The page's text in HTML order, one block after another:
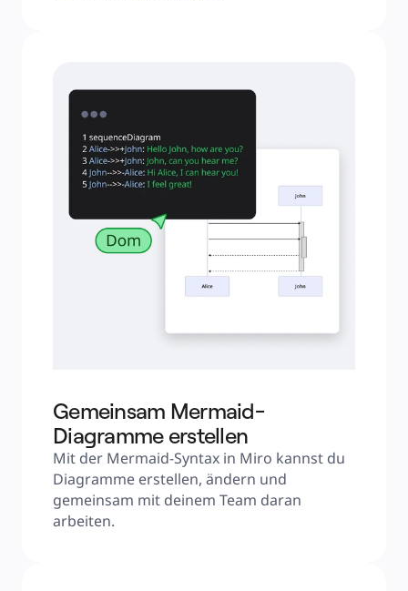
Gemeinsam Mermaid-
Diagramme erstellen
Mit der Mermaid-Syntax in Miro kannst du
Diagramme erstellen, ändern und
gemeinsam mit deinem Team daran
arbeiten.